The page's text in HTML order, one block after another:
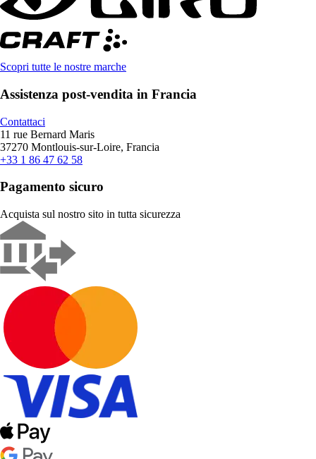
Scopri tutte le nostre marche
Assistenza post-vendita in Francia
Contattaci
11 rue Bernard Maris
37270 Montlouis-sur-Loire, Francia
+33 1 86 47 62 58
Pagamento sicuro
Acquista sul nostro sito in tutta sicurezza